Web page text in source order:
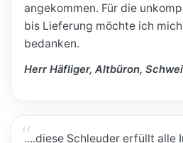
angekommen. Für die
bis Lieferung möchte ich
bedanken.
Herr Häfliger, Altbüron,
....diese Schleuder erfüllt alle